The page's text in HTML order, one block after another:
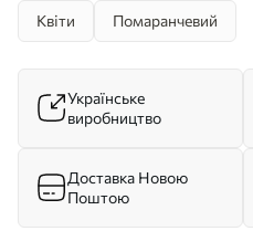
Квіти Помаранчевий
Українське
виробництво
Доставка Новою
Поштою